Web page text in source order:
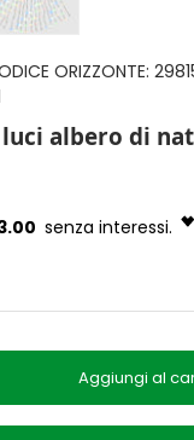
ORIZZONTE:
luci albero di
Aggiungi al